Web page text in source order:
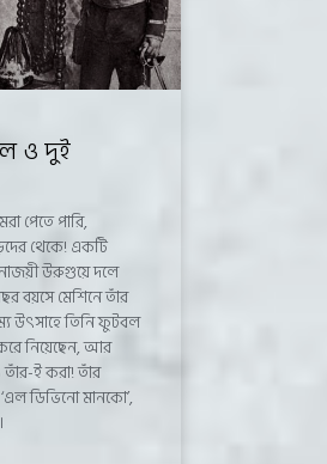
ও দুই
পেতে পারি,
থেকে! একটি
উরুগুয়ে দলে
বয়সে মেশিনে তাঁর
উৎসাহে তিনি ফুটবল
নিয়েছেন, আর
ই করা! তাঁর
ডিভিনো মানকো’,